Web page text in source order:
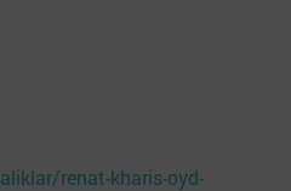
renat-kharis-oyd-